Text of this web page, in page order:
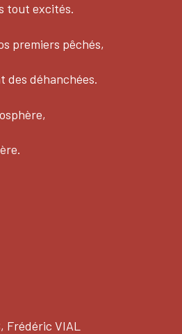
tout excités.
premiers pêchés,
des déhanchées.
Frédéric VIAL